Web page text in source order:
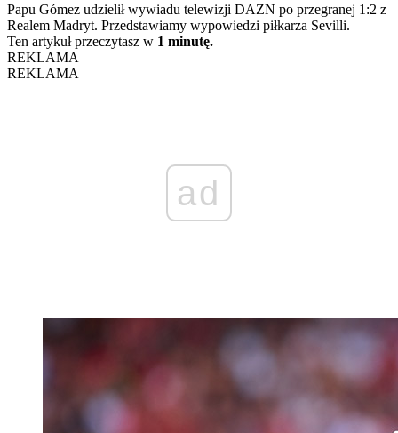
Papu Gómez udzielił wywiadu telewizji DAZN po przegranej 1:2 z
Realem Madryt. Przedstawiamy wypowiedzi piłkarza Sevilli.
Ten artykuł przeczytasz w 1 minutę.
REKLAMA
REKLAMA
ad